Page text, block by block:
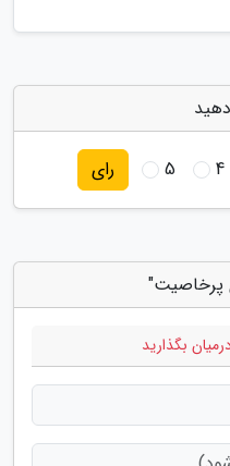
4
5 رای
پرخاصیت"
بگذارید